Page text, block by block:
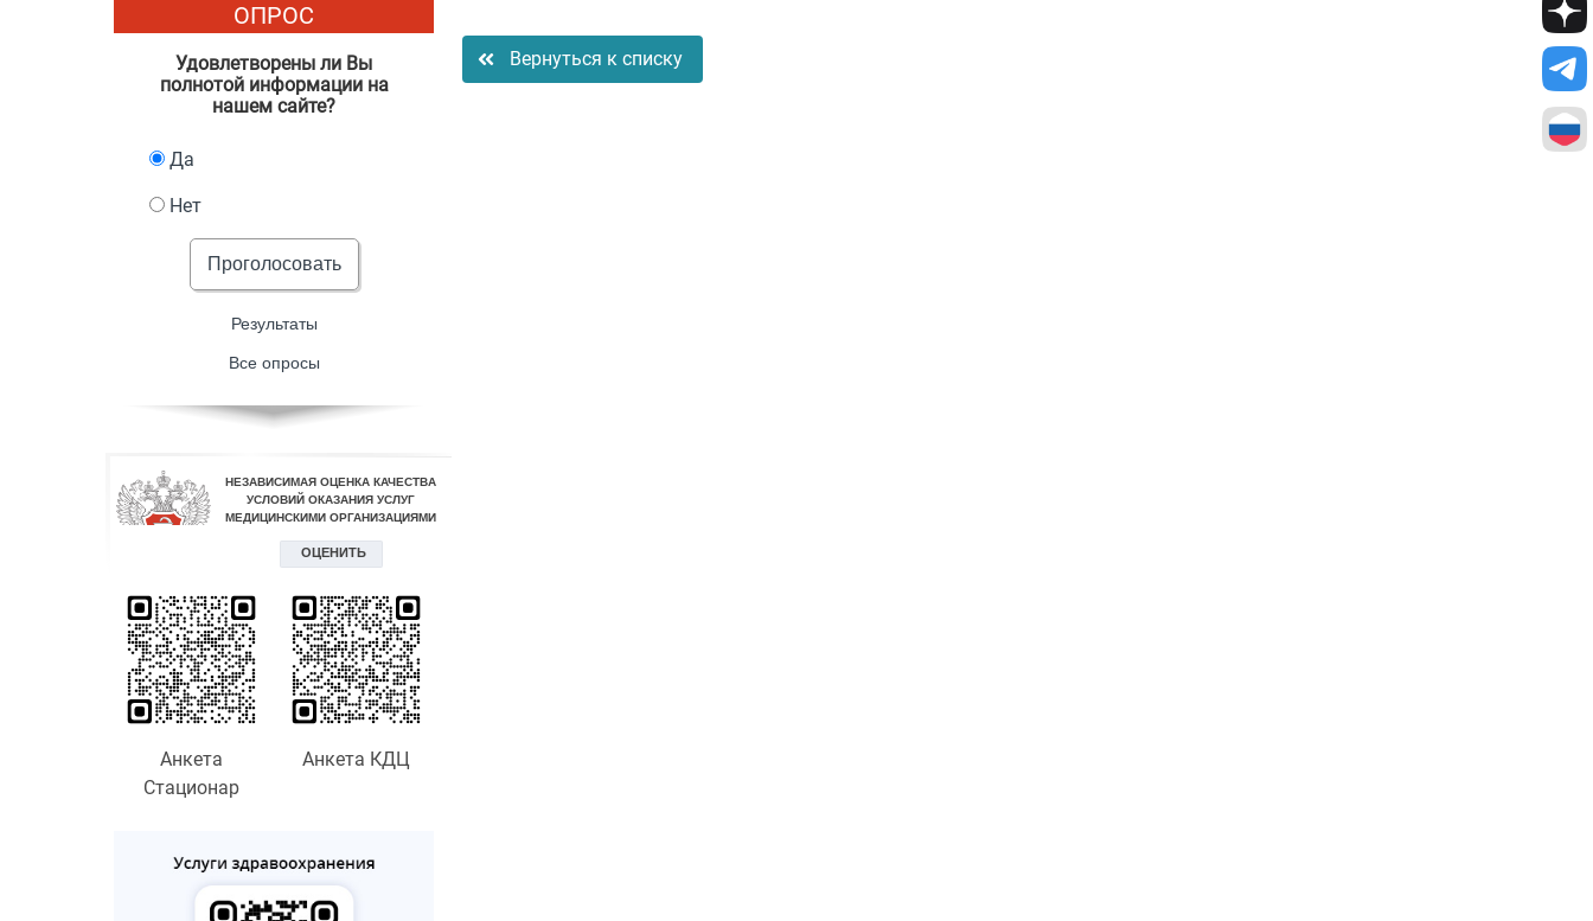
ОПРОС
Удовлетворены ли Вы
полнотой информации на
нашем сайте?
Да
Нет
Проголосовать
Результаты
Все опросы
Анкета
Стационар
Анкета КДЦ
Вернуться к списку